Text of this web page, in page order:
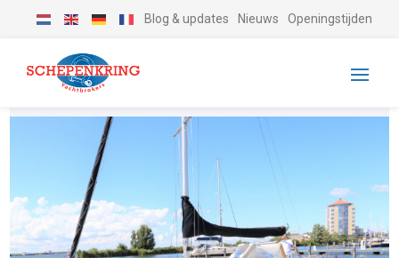
Blog & updates Nieuws Openingstijden